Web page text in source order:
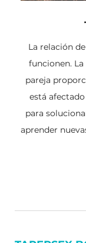
La relación
funcionen.
pareja
está
para
aprender